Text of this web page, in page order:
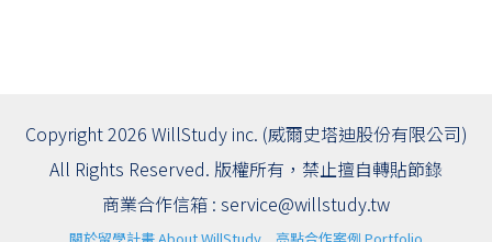
Copyright 2026 WillStudy inc. (威爾史塔迪股份有限公司)
All Rights Reserved. 版權所有，禁止擅自轉貼節錄
商業合作信箱 : service@willstudy.tw